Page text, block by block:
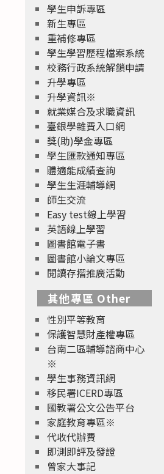
學生申訴專區
新生專區
重補修專區
學生學習歷程檔案系統
校務行政系統解鎖申請
升學專區
升學資訊※
就業媒合及求職資訊
臺銀學雜費入口網
獎(助)學金專區
學生匯款通知專區
體適能成績查詢
學生生涯輔導網
師生交流
Easy test線上學習
英語線上學習
圖書館電子書
圖書館小論文專區
閱讀存摺推廣活動
其他專區 Other
性別平等教育
保護智慧財產權專區
台南二區輔導諮商中心
※
學生事務資訊網
移民署ICERD專區
國教署公文公告平台
家庭教育專區※
代收代辦費
即測即評及發證
曾家大事記